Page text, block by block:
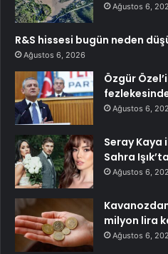
Ağustos 6,
R&S hissesi bugün neden
Ağustos 6, 2026
Özgür
Ağustos 6,
Seray Kaya
Sahra
Ağustos 6,
milyon lira
Ağustos 6,